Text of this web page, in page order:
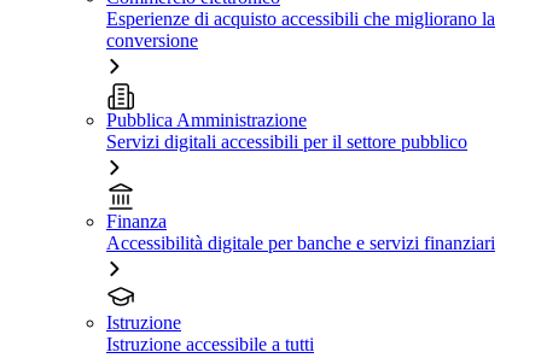
Esperienze di acquisto accessibili che migliorano la
conversione
Pubblica Amministrazione
Servizi digitali accessibili per il settore pubblico
Finanza
Accessibilità digitale per banche e servizi finanziari
Istruzione
Istruzione accessibile a tutti